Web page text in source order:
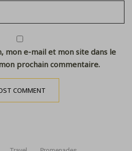
mon e-mail et mon site dans le
prochain commentaire.